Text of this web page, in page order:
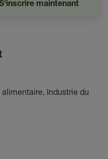
maintenant
Industrie du